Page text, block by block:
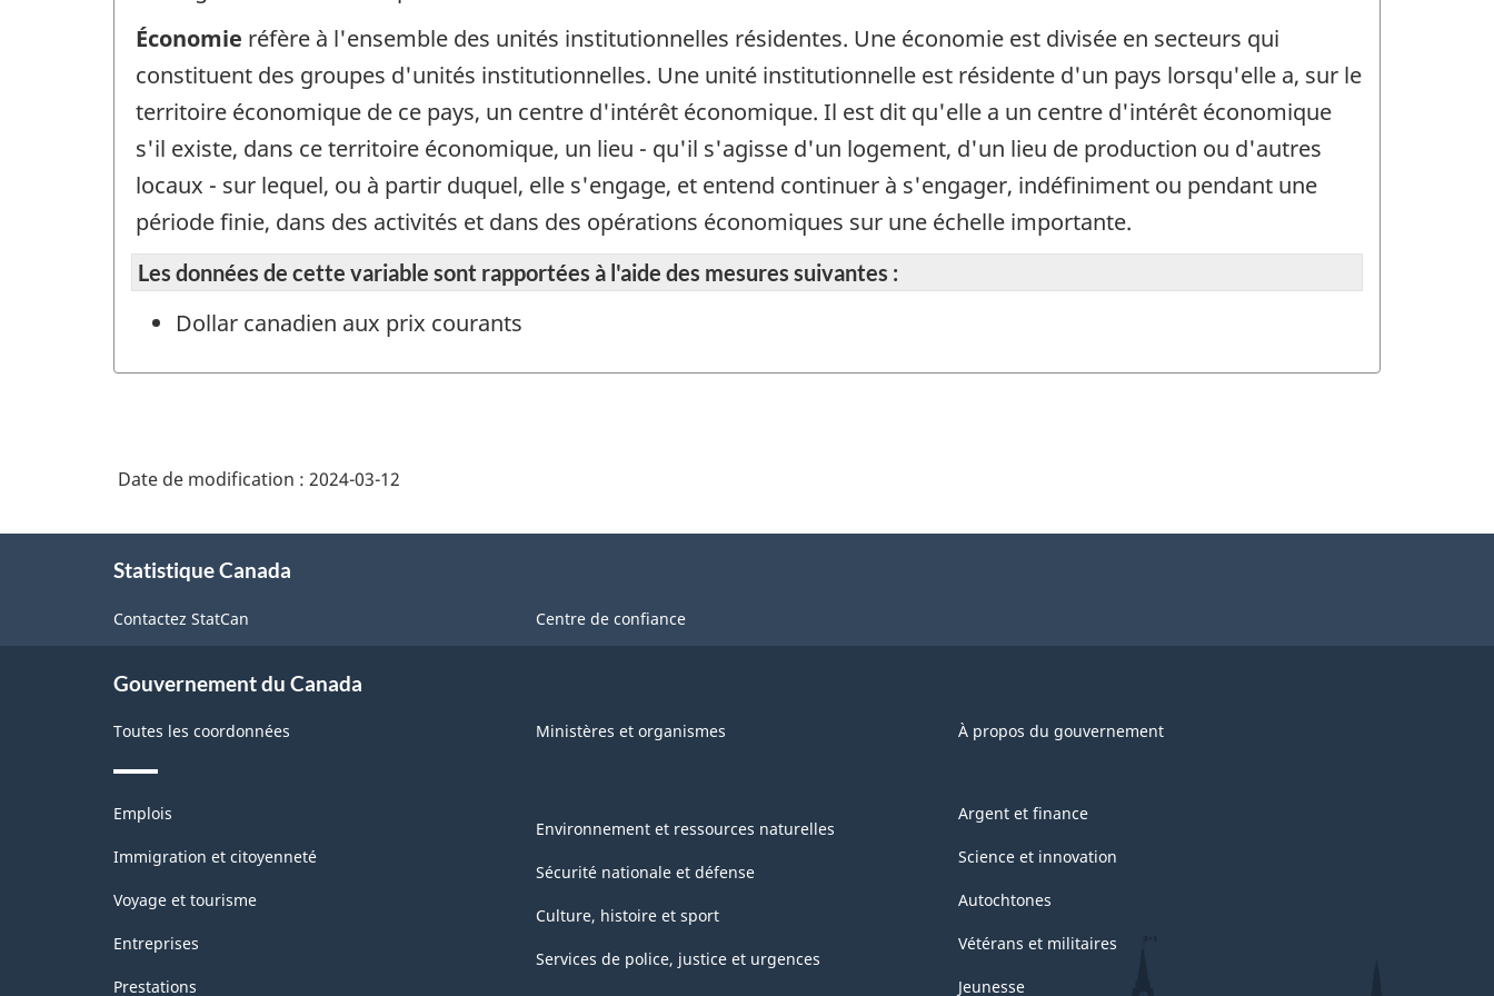
Économie réfère à l'ensemble des unités institutionnelles résidentes. Une économie est divisée en secteurs qui
constituent des groupes d'unités institutionnelles. Une unité institutionnelle est résidente d'un pays lorsqu'elle a, sur le
territoire économique de ce pays, un centre d'intérêt économique. Il est dit qu'elle a un centre d'intérêt économique
s'il existe, dans ce territoire économique, un lieu - qu'il s'agisse d'un logement, d'un lieu de production ou d'autres
locaux - sur lequel, ou à partir duquel, elle s'engage, et entend continuer à s'engager, indéfiniment ou pendant une
période finie, dans des activités et dans des opérations économiques sur une échelle importante.
Les données de cette variable sont rapportées à l'aide des mesures suivantes :
Dollar canadien aux prix courants
Date de modification : 2024-03-12
Statistique Canada
Contactez StatCan Centre de confiance
Gouvernement du Canada
Toutes les coordonnées Ministères et organismes À propos du gouvernement
Thèmes
sujets
Emplois
Immigration et citoyenneté
Voyage et tourisme
Entreprises
Prestations
Environnement et ressources naturelles
Sécurité nationale et défense
Culture, histoire et sport
Services de police, justice et urgences
Argent et finance
Science et innovation
Autochtones
Vétérans et militaires
Jeunesse